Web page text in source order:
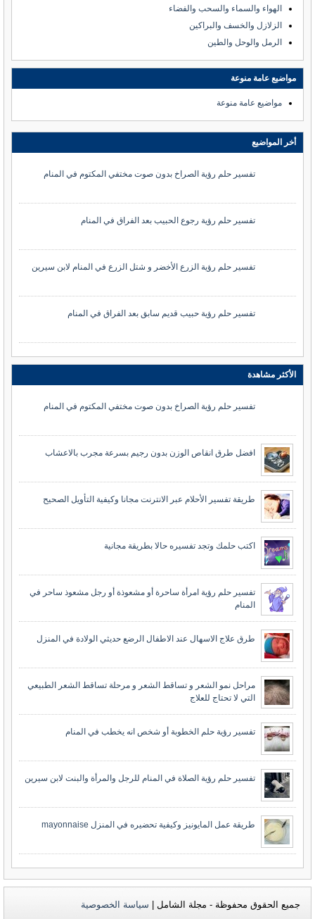
الهواء والسماء والسحب والفضاء
الزلازل والخسف والبراكين
الرمل والوحل والطين
مواضيع عامة منوعة
مواضيع عامة منوعة
أخر المواضيع
تفسير حلم رؤية الصراخ بدون صوت مختفي المكتوم في المنام
تفسير حلم رؤية رجوع الحبيب بعد الفراق في المنام
تفسير حلم رؤية الزرع الأخضر و شتل الزرع في المنام لابن سيرين
تفسير حلم رؤية حبيب قديم سابق بعد الفراق في المنام
الأكثر مشاهدة
تفسير حلم رؤية الصراخ بدون صوت مختفي المكتوم في المنام
افضل طرق انقاص الوزن بدون رجيم بسرعة مجرب بالاعشاب
طريقة تفسير الأحلام عبر الانترنت مجانا وكيفية التأويل الصحيح
اكتب حلمك وتجد تفسيره حالا بطريقة مجانية
تفسير حلم رؤية امرأة ساحرة أو مشعوذة أو رجل مشعوذ ساحر في
المنام
طرق علاج الاسهال عند الاطفال الرضع حديثي الولادة في المنزل
مراحل نمو الشعر و تساقط الشعر و مرحلة تساقط الشعر الطبيعي
التي لا تحتاج للعلاج
تفسير رؤية حلم الخطوبة أو شخص انه يخطب في المنام
تفسير حلم رؤية الصلاة في المنام للرجل والمرأة والبنت لابن سيرين
طريقة عمل المايونيز وكيفية تحضيره في المنزل mayonnaise
جميع الحقوق محفوظة - مجلة الشامل | سياسة الخصوصية